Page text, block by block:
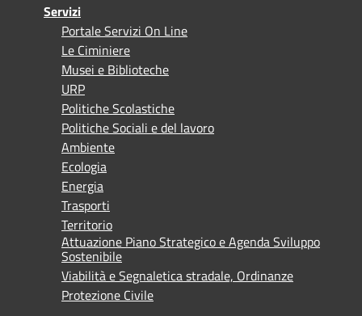
Servizi
Portale Servizi On Line
Le Ciminiere
Musei e Biblioteche
URP
Politiche Scolastiche
Politiche Sociali e del lavoro
Ambiente
Ecologia
Energia
Trasporti
Territorio
Attuazione Piano Strategico e Agenda Sviluppo
Sostenibile
Viabilità e Segnaletica stradale, Ordinanze
Protezione Civile